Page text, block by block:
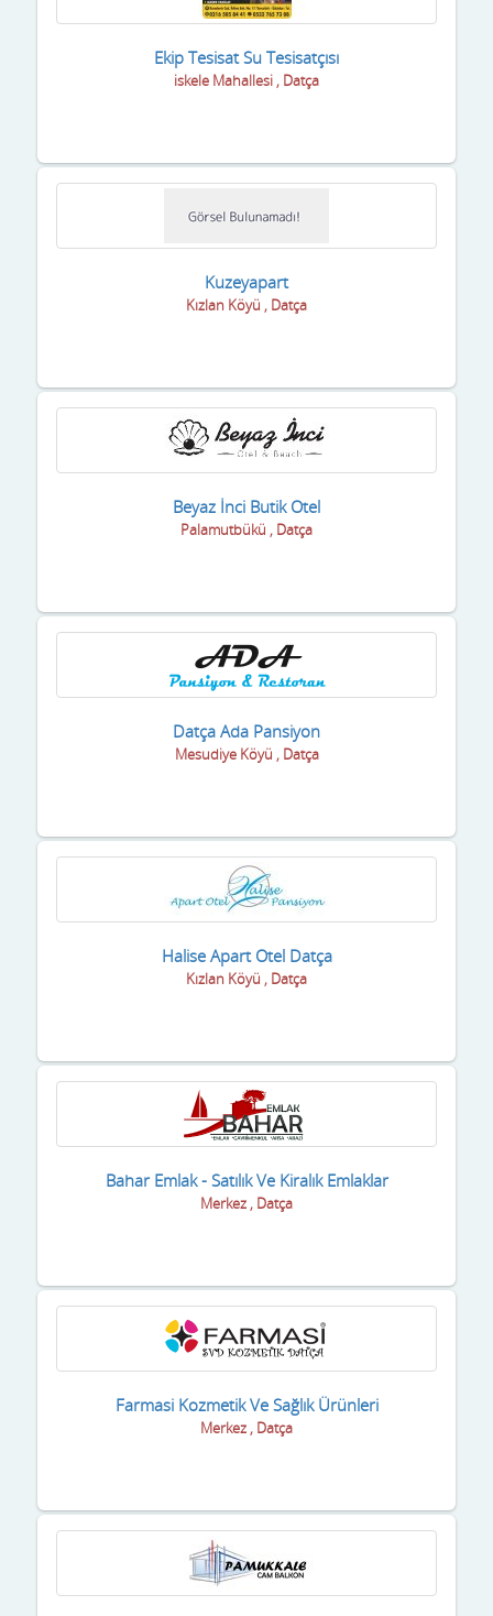
Ekip Tesisat Su Tesisatçısı
iskele Mahallesi , Datça
Kuzeyapart
Kızlan Köyü , Datça
Beyaz İnci Butik Otel
Palamutbükü , Datça
Datça Ada Pansiyon
Mesudiye Köyü , Datça
Halise Apart Otel Datça
Kızlan Köyü , Datça
Bahar Emlak - Satılık Ve Kiralık Emlaklar
Merkez , Datça
Farmasi Kozmetik Ve Sağlık Ürünleri
Merkez , Datça